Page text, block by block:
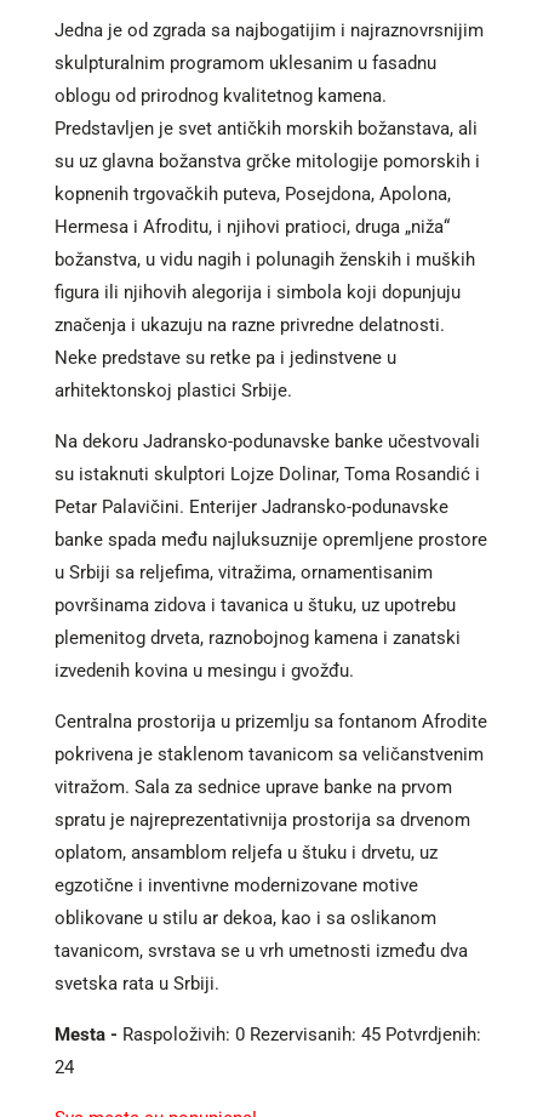
Jedna je od zgrada sa najbogatijim i najraznovrsnijim
skulpturalnim programom uklesanim u fasadnu
oblogu od prirodnog kvalitetnog kamena.
Predstavljen je svet antičkih morskih božanstava, ali
su uz glavna božanstva grčke mitologije pomorskih i
kopnenih trgovačkih puteva, Posejdona, Apolona,
Hermesa i Afroditu, i njihovi pratioci, druga „niža“
božanstva, u vidu nagih i polunagih ženskih i muških
figura ili njihovih alegorija i simbola koji dopunjuju
značenja i ukazuju na razne privredne delatnosti.
Neke predstave su retke pa i jedinstvene u
arhitektonskoj plastici Srbije.
Na dekoru Jadransko-podunavske banke učestvovali
su istaknuti skulptori Lojze Dolinar, Toma Rosandić i
Petar Palavičini. Enterijer Jadransko-podunavske
banke spada među najluksuznije opremljene prostore
u Srbiji sa reljefima, vitražima, ornamentisanim
površinama zidova i tavanica u štuku, uz upotrebu
plemenitog drveta, raznobojnog kamena i zanatski
izvedenih kovina u mesingu i gvožđu.
Centralna prostorija u prizemlju sa fontanom Afrodite
pokrivena je staklenom tavanicom sa veličanstvenim
vitražom. Sala za sednice uprave banke na prvom
spratu je najreprezentativnija prostorija sa drvenom
oplatom, ansamblom reljefa u štuku i drvetu, uz
egzotične i inventivne modernizovane motive
oblikovane u stilu ar dekoa, kao i sa oslikanom
tavanicom, svrstava se u vrh umetnosti između dva
svetska rata u Srbiji.
Mesta - Raspoloživih: 0 Rezervisanih: 45 Potvrdjenih:
24